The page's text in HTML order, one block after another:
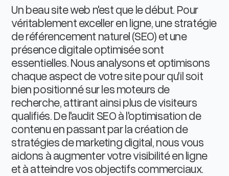
Un beau site web n'est que le début. Pour
véritablement exceller en ligne, une stratégie
de référencement naturel (SEO) et une
présence digitale optimisée sont
essentielles. Nous analysons et optimisons
chaque aspect de votre site pour qu'il soit
bien positionné sur les moteurs de
recherche, attirant ainsi plus de visiteurs
qualifiés. De l'audit SEO à l'optimisation de
contenu en passant par la création de
stratégies de marketing digital, nous vous
aidons à augmenter votre visibilité en ligne
et à atteindre vos objectifs commerciaux.